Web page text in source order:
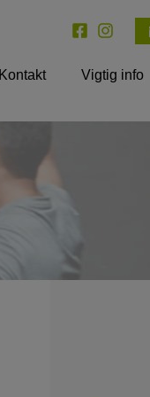
Kontakt Vigtig info